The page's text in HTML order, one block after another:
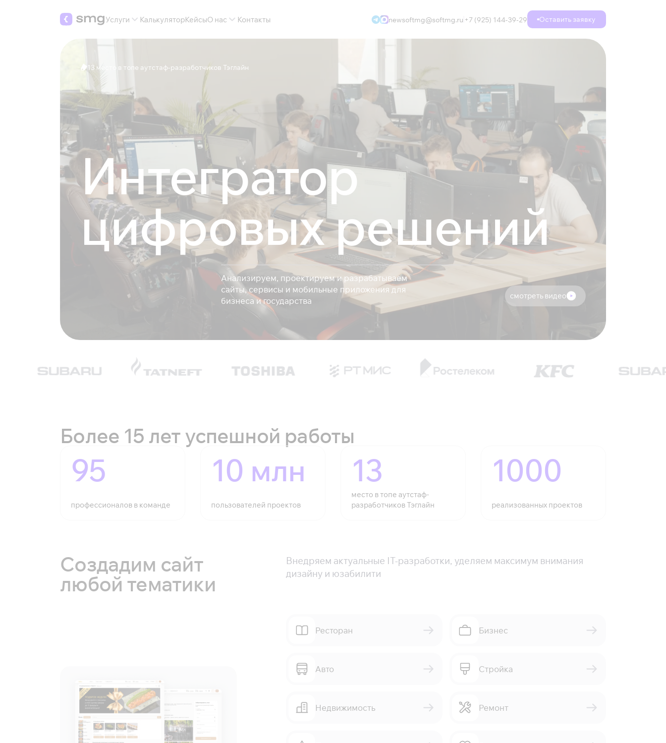
Услуги КалькуляторКейсыО нас Контакты newsoftmg@softmg.ru +7 (925) 144-39-29 Оставить заявку
13 место в топе аутстаф-разработчиков Тэглайн
Интегратор
цифровых решений
Анализируем, проектируем и разрабатываем
сайты, сервисы и мобильные приложения для
бизнеса и государства
смотреть видео
Более 15 лет успешной работы
95
профессионалов в команде
10 млн
пользователей проектов
13
место в топе аутстаф-
разработчиков Тэглайн
1000
реализованных проектов
Создадим сайт
любой тематики
Внедряем актуальные IT-разработки, уделяем максимум внимания
дизайну и юзабилити
Ресторан Бизнес
Авто Стройка
Недвижимость Ремонт